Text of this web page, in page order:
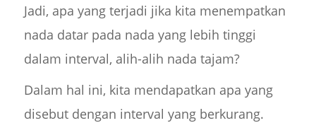
Jadi, apa yang terjadi jika kita menempatkan
nada datar pada nada yang lebih tinggi
dalam interval, alih-alih nada tajam?
Dalam hal ini, kita mendapatkan apa yang
disebut dengan interval yang berkurang.